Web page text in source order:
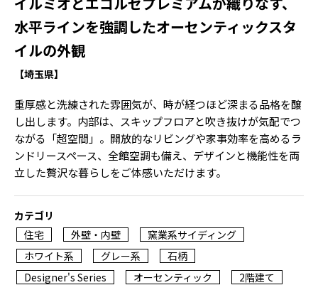
水平ラインを強調したオーセンティックスタ
イルの外観
【埼玉県】
重厚感と洗練された雰囲気が、時が経つほど深まる品格を醸
し出します。内部は、スキップフロアと吹き抜けが気配でつ
ながる「超空間」。開放的なリビングや家事効率を高めるラ
ンドリースペース、全館空調も備え、デザインと機能性を両
立した贅沢な暮らしをご体感いただけます。
カテゴリ
住宅
外壁・内壁
窯業系サイディング
ホワイト系
グレー系
石柄
Designer's Series
オーセンティック
2階建て